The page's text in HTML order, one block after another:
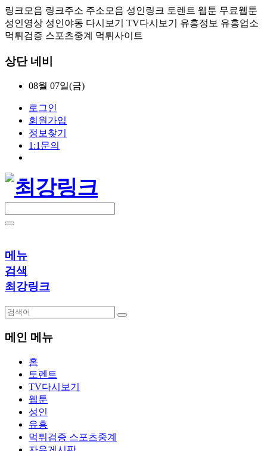
링크모음 링크주소 주소모음 성인링크 토렌트 웹툰 무료웹툰
성인영상 성인야동 다시보기 TV다시보기 유흥정보 유흥업소
먹튀검증 스포츠중계 먹튀사이트
상단 네비
08월 07일(금)
로그인
회원가입
정보찾기
1:1문의
메뉴
검색
최강링크
메인 메뉴
홈
토렌트
TV다시보기
웹툰
성인
유흥
먹튀검증 스포츠중계